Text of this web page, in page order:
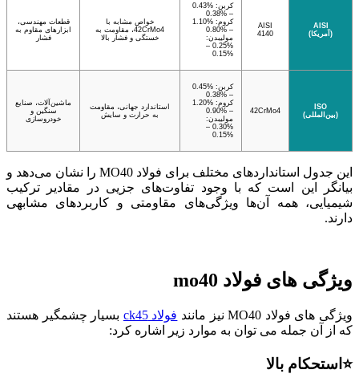
AISI
(آمریکا)
AISI
4140
کربن: %0.43
– %0.38
کروم: %1.10
– %0.80
مولیبدن:
%0.25 –
%0.15
خواص مشابه با
42CrMo4، مقاومت به
خستگی و فشار بالا
قطعات مهندسی،
ابزارهای مقاوم به
فشار
ISO
(بین‌المللی)
42CrMo4
کربن: %0.45
– %0.38
کروم: %1.20
– %0.90
مولیبدن:
%0.30 –
%0.15
استاندارد جهانی، مقاومت
به حرارت و سایش
ماشین‌آلات، صنایع
سنگین و
خودروسازی
این جدول استانداردهای مختلف برای فولاد MO40 را نشان می‌دهد و
بیانگر این است که با وجود تفاوت‌های جزیی در مقادیر ترکیب
شیمیایی، همه آن‌ها ویژگی‌های مقاومتی و کاربردهای مشابهی
دارند.
ویژگی های فولاد mo40
ویژگی ‌های فولاد MO40 نیز مانند فولاد ck45
بسیار چشمگیر هستند
که از آن جمله می ‌توان به موارد زیر اشاره کرد:
⭐استحکام بالا